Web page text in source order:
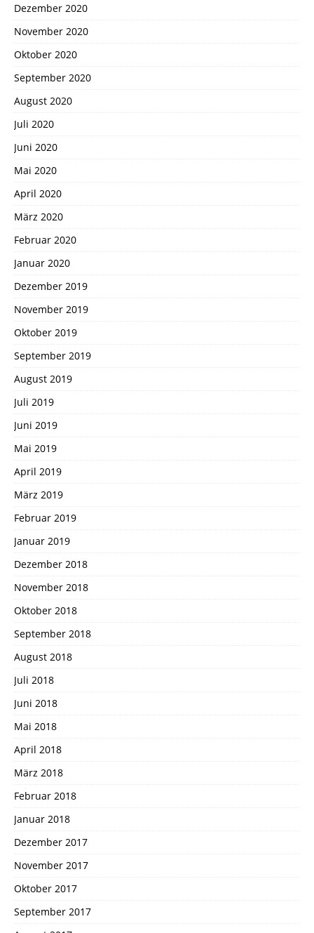
Dezember 2020
November 2020
Oktober 2020
September 2020
August 2020
Juli 2020
Juni 2020
Mai 2020
April 2020
März 2020
Februar 2020
Januar 2020
Dezember 2019
November 2019
Oktober 2019
September 2019
August 2019
Juli 2019
Juni 2019
Mai 2019
April 2019
März 2019
Februar 2019
Januar 2019
Dezember 2018
November 2018
Oktober 2018
September 2018
August 2018
Juli 2018
Juni 2018
Mai 2018
April 2018
März 2018
Februar 2018
Januar 2018
Dezember 2017
November 2017
Oktober 2017
September 2017